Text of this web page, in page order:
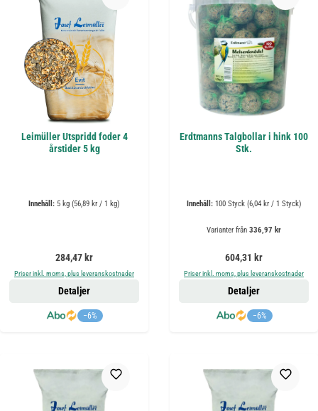
Leimüller Utspridd foder 4
årstider 5 kg
Innehåll: 5 kg (56,89 kr / 1 kg)
Ordinarie pris:
284,47 kr
Priser inkl. moms, plus leveranskostnader
−6%
Detaljer
Erdtmanns Talgbollar i hink 100
Stk.
Innehåll: 100 Styck (6,04 kr / 1 Styck)
Varianter från 336,97 kr
Ordinarie pris:
604,31 kr
Priser inkl. moms, plus leveranskostnader
−6%
Detaljer